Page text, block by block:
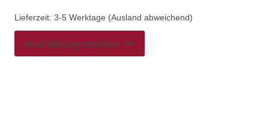
Lieferzeit: 3-5 Werktage (Ausland abweichend)
Ausführung wählen